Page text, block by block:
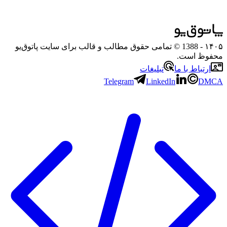
۱۴۰۵
- 1388 © تمامی حقوق مطالب و قالب برای سایت پاتوق‌یو
محفوظ است.
ارتباط با ما
تبلیغات
Telegram
LinkedIn DMCA